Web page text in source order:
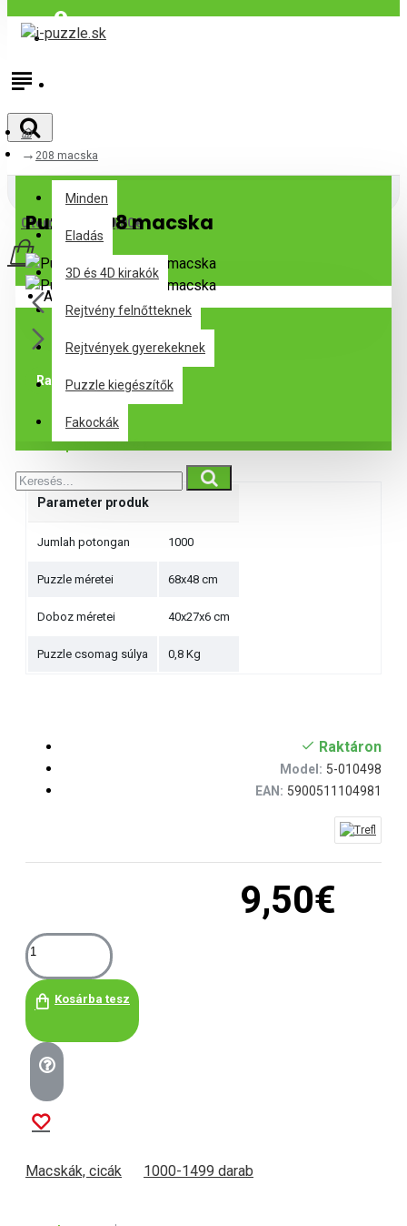
Bejelentkezés
Minden
Minden
Eladás
3D és 4D kirakók
Rejtvény felnőtteknek
Rejtvények gyerekeknek
Puzzle kiegészítők
Fakockák
0 termék(ek) - 0,00€
Az Ön kosara üres!
208 macska
Puzzle 208 macska
Raktáron
Specifikációk
Parameter produk
Jumlah potongan 1000
Puzzle méretei 68x48 cm
Doboz méretei 40x27x6 cm
Puzzle csomag súlya 0,8 Kg
9,50€
Raktáron
Model: 5-010498
EAN: 5900511104981
Kosárba tesz
Macskák, cicák 1000-1499 darab